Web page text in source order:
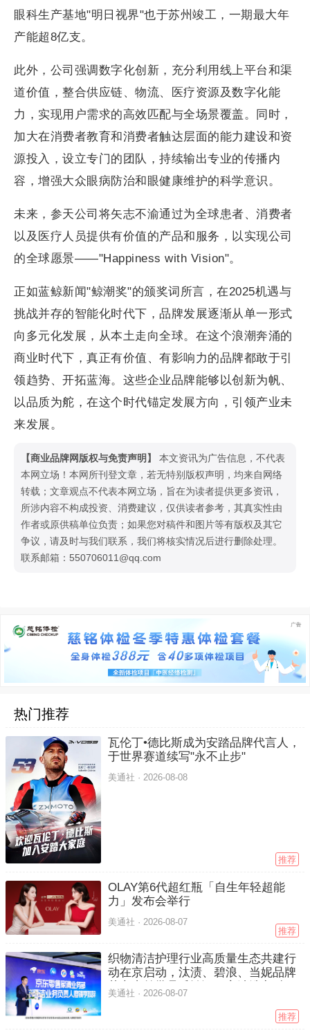
眼科生产基地"明日视界"也于苏州竣工，一期最大年
产能超8亿支。
此外，公司强调数字化创新，充分利用线上平台和渠
道价值，整合供应链、物流、医疗资源及数字化能
力，实现用户需求的高效匹配与全场景覆盖。同时，
加大在消费者教育和消费者触达层面的能力建设和资
源投入，设立专门的团队，持续输出专业的传播内
容，增强大众眼病防治和眼健康维护的科学意识。
未来，参天公司将矢志不渝通过为全球患者、消费者
以及医疗人员提供有价值的产品和服务，以实现公司
的全球愿景——"Happiness with Vision"。
正如蓝鲸新闻"鲸潮奖"的颁奖词所言，在2025机遇与
挑战并存的智能化时代下，品牌发展逐渐从单一形式
向多元化发展，从本土走向全球。在这个浪潮奔涌的
商业时代下，真正有价值、有影响力的品牌都敢于引
领趋势、开拓蓝海。这些企业品牌能够以创新为帆、
以品质为舵，在这个时代锚定发展方向，引领产业未
来发展。
【商业品牌网版权与免责声明】
本文资讯为广告信息，不代表
本网立场！本网所刊登文章，若无特别版权声明，均来自网络
转载；文章观点不代表本网立场，旨在为读者提供更多资讯，
所涉内容不构成投资、消费建议，仅供读者参考，其真实性由
作者或原供稿单位负责；如果您对稿件和图片等有版权及其它
争议，请及时与我们联系，我们将核实情况后进行删除处理。
联系邮箱：550706011@qq.com
热门推荐
瓦伦丁•德比斯成为安踏品牌代言人，
于世界赛道续写"永不止步"
美通社 · 2026-08-08
推荐
OLAY第6代超红瓶「自生年轻超能
力」发布会举行
美通社 ·2026-08-07
推荐
织物清洁护理行业高质量生态共建行
动在京启动，汰渍、碧浪、当妮品牌
获京东首批品质认证，宝洁洗衣科研
成果荣登国际SCI期刊
美通社 · 2026-08-07
推荐